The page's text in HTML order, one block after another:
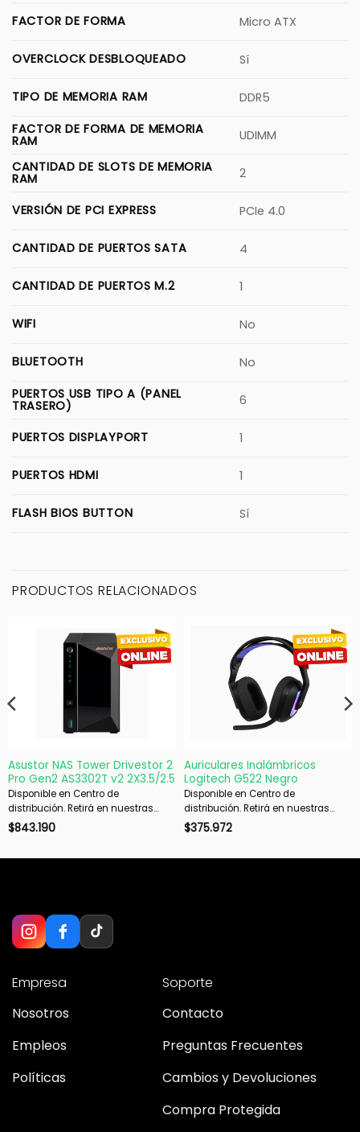
FACTOR DE FORMA Micro ATX
OVERCLOCK DESBLOQUEADO Sí
TIPO DE MEMORIA RAM
DDR5
FACTOR DE FORMA DE MEMORIA
RAM
UDIMM
CANTIDAD DE SLOTS DE MEMORIA
RAM 2
VERSIÓN DE PCI EXPRESS PCIe 4.0
CANTIDAD DE PUERTOS SATA 4
CANTIDAD DE PUERTOS M.2 1
WIFI No
BLUETOOTH
No
PUERTOS USB TIPO A (PANEL
TRASERO) 6
PUERTOS DISPLAYPORT 1
PUERTOS HDMI 1
FLASH BIOS BUTTON Sí
PRODUCTOS RELACIONADOS
Asustor NAS Tower Drivestor 2
Pro Gen2 AS3302T v2 2X3.5/2.5
Disponible en Centro de
distribución. Retirá en nuestras
sucursales en 48 hs hábiles. Si es
$843.190
Auriculares Inalámbricos
Logitech G522 Negro
Disponible en Centro de
distribución. Retirá en nuestras
sucursales en 48 hs hábiles. Si es
$375.972
Empresa
Nosotros
Empleos
Políticas
Soporte
Contacto
Preguntas Frecuentes
Cambios y Devoluciones
Compra Protegida